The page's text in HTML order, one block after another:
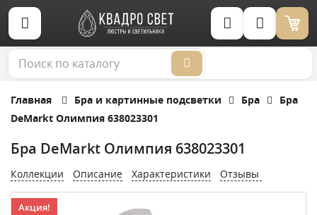
Корзина (0)
Главная Бра и картинные подсветки Бра
Бра
DeMarkt Олимпия 638023301
Бра DeMarkt Олимпия 638023301
Коллекции Описание Характеристики Отзывы
Акция!